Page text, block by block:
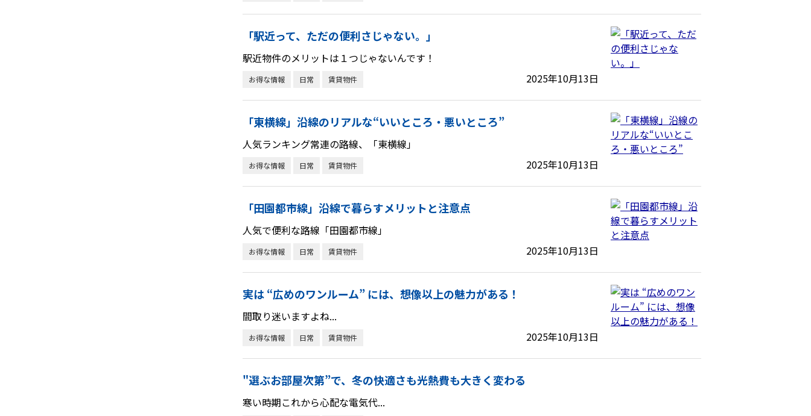
「駅近って、ただの便利さじゃない。」
駅近物件のメリットは１つじゃないんです！
お得な情報 日常 賃貸物件 2025年10月13日
「東横線」沿線のリアルな“いいところ・悪いところ”
人気ランキング常連の路線、「東横線」
お得な情報 日常 賃貸物件 2025年10月13日
「田園都市線」沿線で暮らすメリットと注意点
人気で便利な路線「田園都市線」
お得な情報 日常 賃貸物件 2025年10月13日
実は “広めのワンルーム” には、想像以上の魅力がある！
間取り迷いますよね...
お得な情報 日常 賃貸物件 2025年10月13日
"選ぶお部屋次第”で、冬の快適さも光熱費も大きく変わる
寒い時期これから心配な電気代...